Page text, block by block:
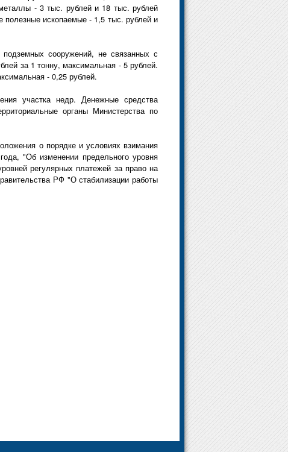
- 3 тыс. рублей и 18 тыс. рублей
полезные ископаемые - 1,5 тыс. рублей и
сооружений, не связанных с
за 1 тонну, максимальная - 5 рублей.
- 0,25 рублей.
участка недр. Денежные средства
органы Министерства по
о порядке и условиях взимания
"Об изменении предельного уровня
регулярных платежей за право на
РФ "О стабилизации работы